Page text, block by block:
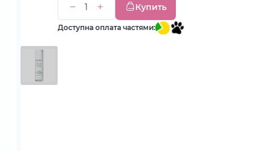
Купить
Доступна оплата частями: